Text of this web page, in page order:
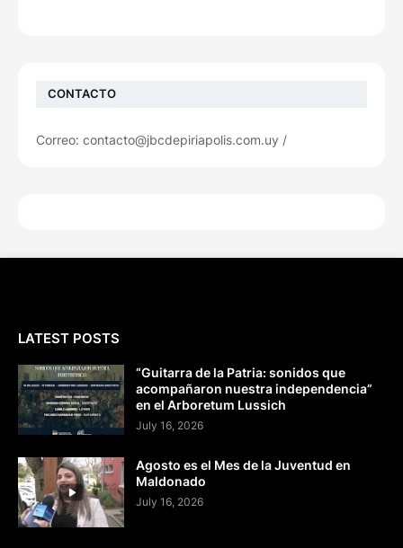
CONTACTO
Correo: contacto@jbcdepiriapolis.com.uy /
LATEST POSTS
“Guitarra de la Patria: sonidos que
acompañaron nuestra independencia”
en el Arboretum Lussich
July 16, 2026
Agosto es el Mes de la Juventud en
Maldonado
July 16, 2026